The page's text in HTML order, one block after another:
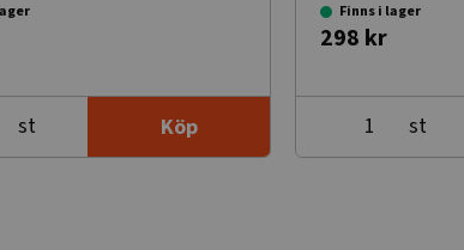
st Köp
Finns i lager
298 kr
st